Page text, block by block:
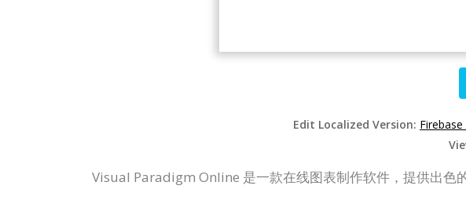
Edit Localized Version:
Visual Paradigm Online 是一款在线图表制作软件，提供出色